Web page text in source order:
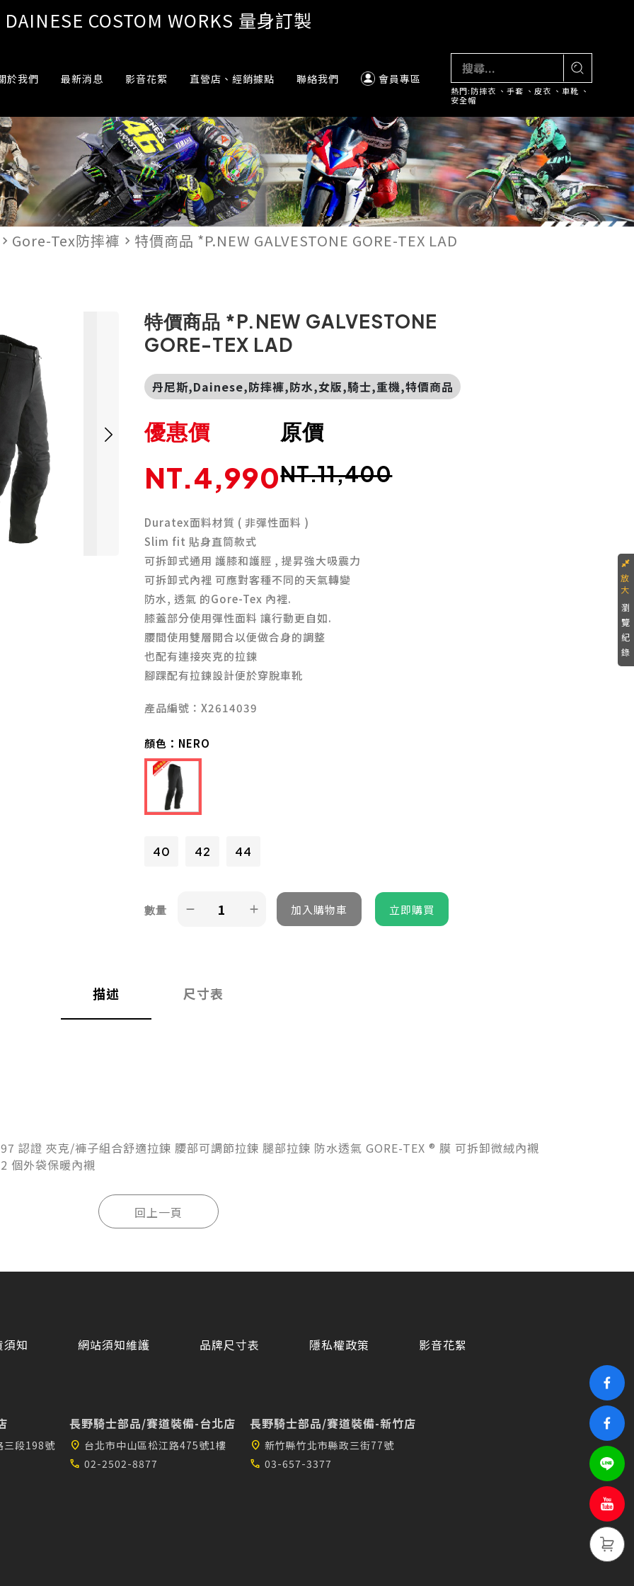
DAINESE COSTOM WORKS 量身訂製
於我們 最新消息 影音花絮 直營店、經銷據點 聯絡我們 會員專區
熱門:防摔衣 、手套 、 皮衣 、車靴 、
安全帽
Gore-Tex防摔褲 navigate_next 特價商品 *P.NEW GALVESTONE GORE-TEX LAD
特價商品 *P.NEW GALVESTONE
GORE-TEX LAD
丹尼斯,Dainese,防摔褲,防水,女版,騎士,重機,特價商品
原價
NT.11,400
優惠價
NT.4,990
Duratex面料材質 ( 非彈性面料 )
Slim fit 貼身直筒款式
可拆卸式通用 護膝和護脛 , 提昇強大吸震力
可拆卸式內裡 可應對客種不同的天氣轉變
防水, 透氣 的Gore-Tex 內裡.
膝蓋部分使用彈性面料 讓行動更自如.
腰間使用雙層開合以便做合身的調整
也配有連接夾克的拉鍊
腳踝配有拉鍊設計便於穿脫車靴
產品編號：X2614039
顏色： NERO
40 42 44
數量
描述 尺寸表
認證 夾克/褲子組合舒適拉鍊 腰部可調節拉鍊 腿部拉鍊 防水透氣 GORE-TEX ® 膜 可拆卸微絨內襯
個外袋保暖內襯
瀏
覽
紀
錄
須知 網站須知維護 品牌尺寸表 隱私權政策 影音花絮
三段198號
長野騎士部品/賽道裝備-台北店
location_on 台北市中山區松江路475號1樓
call 02-2502-8877
長野騎士部品/賽道裝備-新竹店
location_on 新竹縣竹北市縣政三街77號
call 03-657-3377